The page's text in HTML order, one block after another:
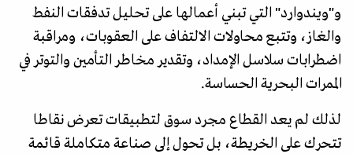
و"ويندوارد" التي تبني أعمالها على تحليل تدفقات النفط
والغاز، وتتبع محاولات الالتفاف على العقوبات، ومراقبة
اضطرابات سلاسل الإمداد، وتقدير مخاطر التأمين والتوتر في
الممرات البحرية الحساسة.
لذلك لم يعد القطاع مجرد سوق لتطبيقات تعرض نقاطا
تتحرك على الخريطة، بل تحول إلى صناعة متكاملة قائمة